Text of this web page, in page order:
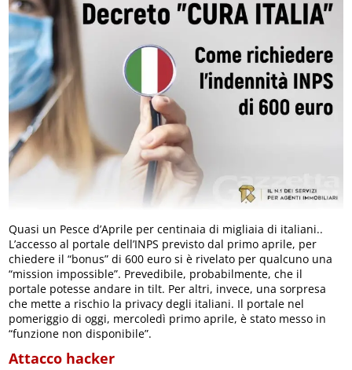
Quasi un Pesce d’Aprile per centinaia di migliaia di italiani..
L’accesso al portale dell’INPS previsto dal primo aprile, per
chiedere il “bonus” di 600 euro si è rivelato per qualcuno una
“mission impossible”. Prevedibile, probabilmente, che il
portale potesse andare in tilt. Per altri, invece, una sorpresa
che mette a rischio la privacy degli italiani. Il portale nel
pomeriggio di oggi, mercoledì primo aprile, è stato messo in
“funzione non disponibile”.
Attacco hacker